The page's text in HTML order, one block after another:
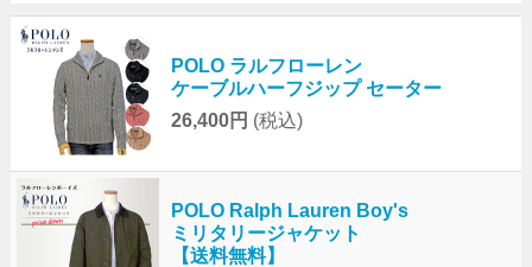
POLO ラルフローレン
ケーブルハーフジップ セーター
26,400円 (税込)
POLO Ralph Lauren Boy's
ミリタリージャケット
【送料無料】